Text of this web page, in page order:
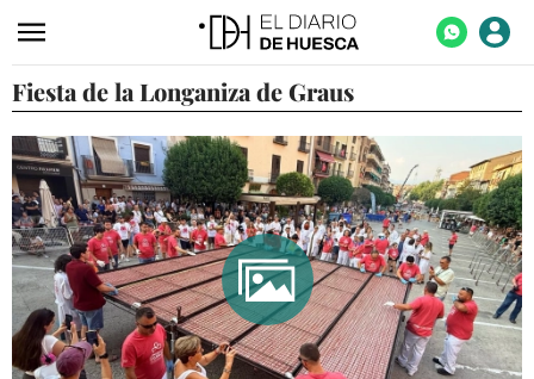
ACTUALIDAD
ECONOMÍA
TECNOLOGÍA
TURISMO
AGROALIMENTACIÓN
DEPORTES
CULTURA
Fiesta de la Longaniza de Graus